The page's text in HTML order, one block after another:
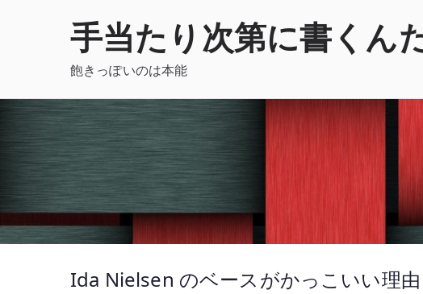
手当たり次第に書くん
飽きっぽいのは本能
Ida Nielsen のベースがかっこいい理